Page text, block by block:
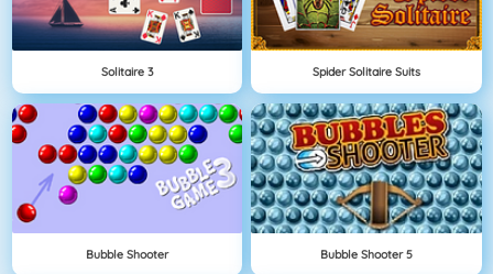
Solitaire 3 Spider Solitaire Suits
Bubble Shooter Bubble Shooter 5